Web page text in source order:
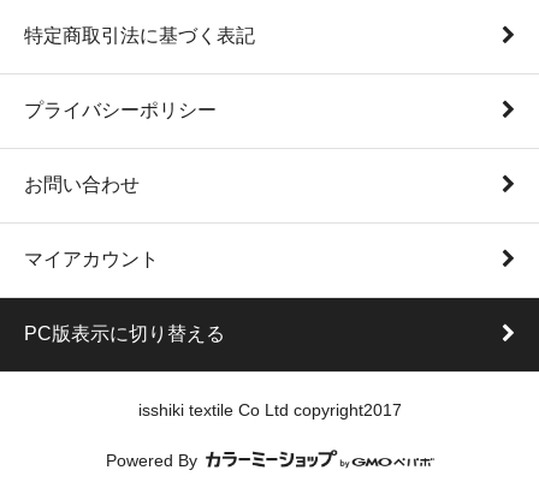
特定商取引法に基づく表記
プライバシーポリシー
お問い合わせ
マイアカウント
PC版表示に切り替える
isshiki textile Co Ltd copyright2017
Powered By